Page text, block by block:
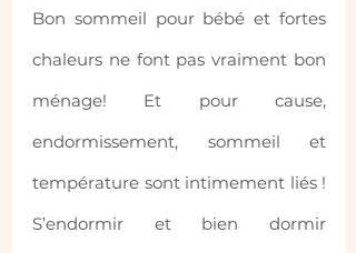
Bon sommeil pour bébé et fortes
chaleurs ne font pas vraiment bon
ménage! Et pour cause,
endormissement, sommeil et
température sont intimement liés !
S’endormir et bien dormir